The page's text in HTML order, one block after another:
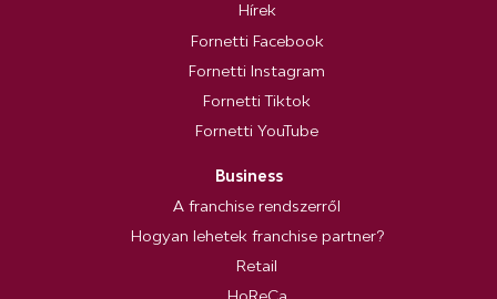
Hírek
Fornetti Facebook
Fornetti Instagram
Fornetti Tiktok
Fornetti YouTube
Business
A franchise rendszerről
Hogyan lehetek franchise partner?
Retail